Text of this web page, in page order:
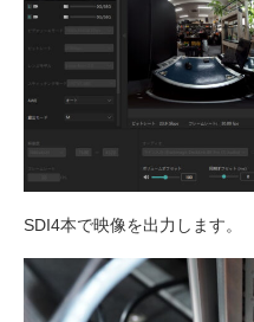
SDI4本で映像を出力します。